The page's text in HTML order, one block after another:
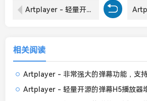
Artplayer - 轻量开源的弹幕H5播放器增加启动和暂停贴片广告
相关阅读
Artplayer - 非常强大的弹幕功能，支